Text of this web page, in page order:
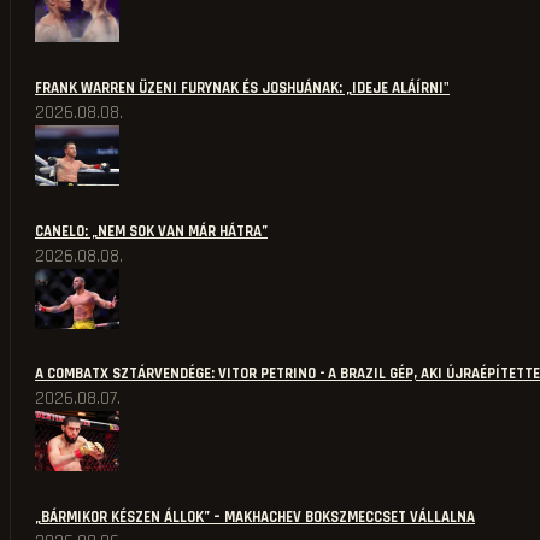
FRANK WARREN ÜZENI FURYNAK ÉS JOSHUÁNAK: „IDEJE ALÁÍRNI"
2026.08.08.
CANELO: „NEM SOK VAN MÁR HÁTRA”
2026.08.08.
A COMBATX SZTÁRVENDÉGE: VITOR PETRINO - A BRAZIL GÉP, AKI
2026.08.07.
„BÁRMIKOR KÉSZEN ÁLLOK” – MAKHACHEV BOKSZMECCSET VÁLLALNA